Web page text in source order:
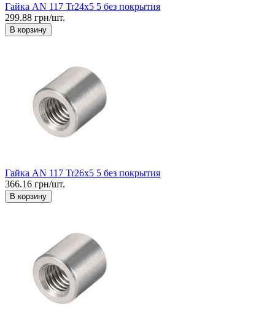
Гайка AN 117 Tr24x5 5 без покрытия
299.88 грн/шт.
В корзину
Гайка AN 117 Tr26x5 5 без покрытия
366.16 грн/шт.
В корзину